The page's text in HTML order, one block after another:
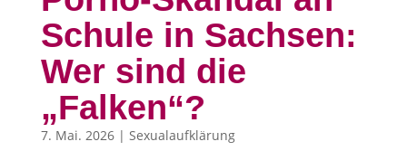
Schule in Sachsen:
Wer sind die
„Falken“?
7. Mai. 2026| Sexualaufklärung